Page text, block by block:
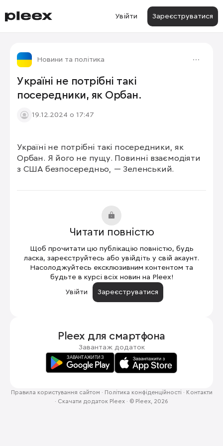
Увійти Зареєструватися
Новини та політика
Україні не потрібні такі
посередники, як Орбан.
19.12.2024 о 17:47
Україні не потрібні такі посередники, як
Орбан. Я його не пущу. Повинні взаємодіяти
з США безпосередньо, — Зеленський.
Читати повністю
Щоб прочитати цю публікацію повністю, будь
ласка, зареєструйтесь або увійдіть у свій акаунт.
Насолоджуйтесь ексклюзивним контентом та
будьте в курсі всіх новин на Pleex!
Увійти
Зареєструватися
Pleex для смартфона
Завантаж додаток
Правила користування сайтом · Політика конфіденційності · Контакти
· Скачати додаток Pleex · © Pleex, 2026